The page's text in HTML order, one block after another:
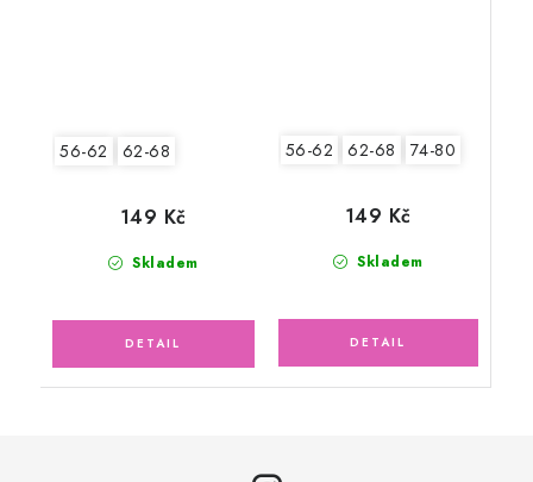
56-62 62-68
Skladem
149 Kč
56-62 62-68 74-80
Skladem
149 Kč